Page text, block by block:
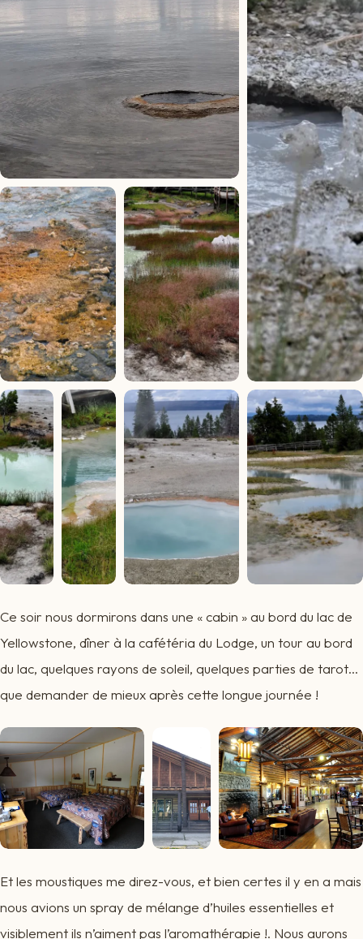
Ce soir nous dormirons dans une « cabin » au bord du lac de
Yellowstone, dîner à la cafétéria du Lodge, un tour au bord
du lac, quelques rayons de soleil, quelques parties de tarot…
que demander de mieux après cette longue journée !
Et les moustiques me direz-vous, et bien certes il y en a mais
nous avions un spray de mélange d’huiles essentielles et
visiblement ils n’aiment pas l’aromathérapie !. Nous aurons